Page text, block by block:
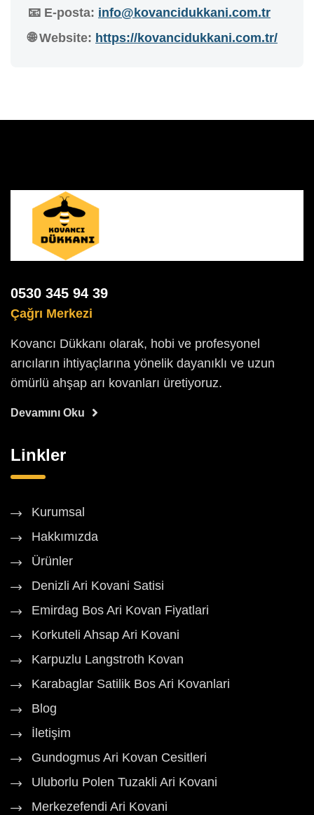
📧 E-posta: info@kovancidukkani.com.tr
🌐 Website: https://kovancidukkani.com.tr/
0530 345 94 39
Çağrı Merkezi
Kovancı Dükkanı olarak, hobi ve profesyonel
arıcıların ihtiyaçlarına yönelik dayanıklı ve uzun
ömürlü ahşap arı kovanları üretiyoruz.
Devamını Oku
Linkler
Kurumsal
Hakkımızda
Ürünler
Denizli Ari Kovani Satisi
Emirdag Bos Ari Kovan Fiyatlari
Korkuteli Ahsap Ari Kovani
Karpuzlu Langstroth Kovan
Karabaglar Satilik Bos Ari Kovanlari
Blog
İletişim
Gundogmus Ari Kovan Cesitleri
Uluborlu Polen Tuzakli Ari Kovani
Merkezefendi Ari Kovani